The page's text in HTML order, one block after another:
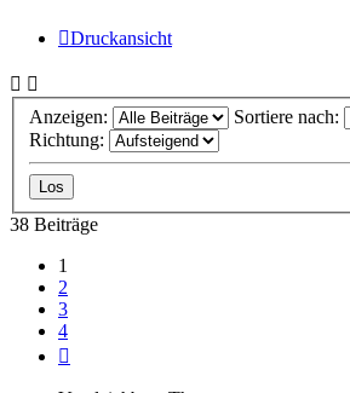
Druckansicht
Anzeigen:
Sortiere nach:
Richtung:
38 Beiträge
1
2
3
4